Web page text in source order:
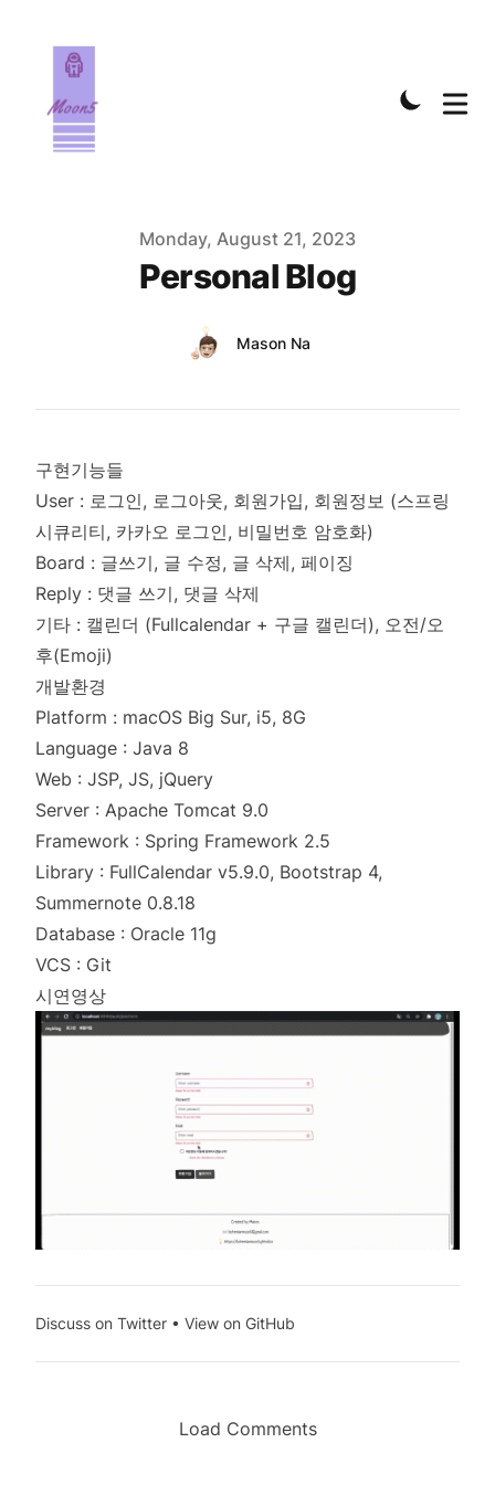
Published onMonday, August 21, 2023
Personal Blog
Name
Mason Na
구현기능들
User : 로그인, 로그아웃, 회원가입, 회원정보 (스프링
시큐리티, 카카오 로그인, 비밀번호 암호화)
Board : 글쓰기, 글 수정, 글 삭제, 페이징
Reply : 댓글 쓰기, 댓글 삭제
기타 : 캘린더 (Fullcalendar + 구글 캘린더), 오전/오
후(Emoji)
개발환경
Platform : macOS Big Sur, i5, 8G
Language : Java 8
Web : JSP, JS, jQuery
Server : Apache Tomcat 9.0
Framework : Spring Framework 2.5
Library : FullCalendar v5.9.0, Bootstrap 4,
Summernote 0.8.18
Database : Oracle 11g
VCS : Git
시연영상
Discuss on Twitter • View on GitHub
Load Comments